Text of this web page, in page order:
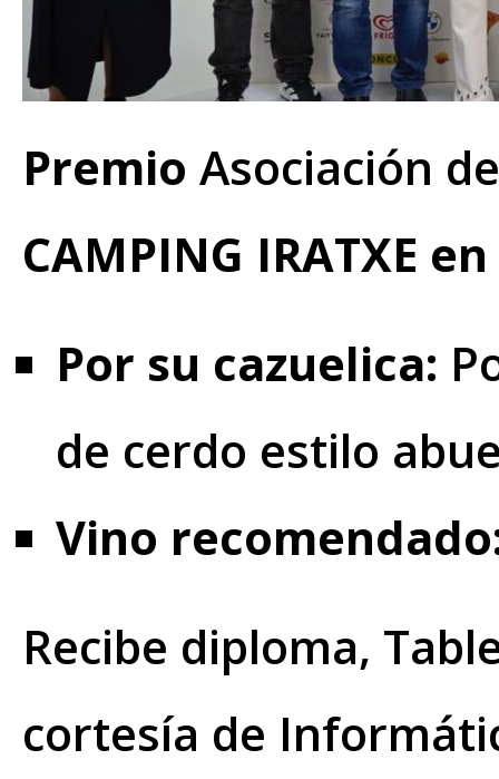
Premio Asociación
CAMPING IRATXE
Por su cazuelica:
de cerdo estilo
Vino
Recibe diploma,
cortesía de